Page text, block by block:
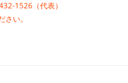
1526（代表）
い。